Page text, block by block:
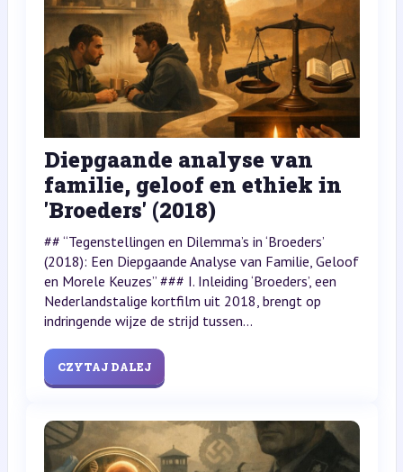
Diepgaande analyse van
familie, geloof en ethiek in
'Broeders' (2018)
## “Tegenstellingen en Dilemma’s in ‘Broeders’
(2018): Een Diepgaande Analyse van Familie, Geloof
en Morele Keuzes” ### I. Inleiding ‘Broeders’, een
Nederlandstalige kortfilm uit 2018, brengt op
indringende wijze de strijd tussen...
CZYTAJ DALEJ